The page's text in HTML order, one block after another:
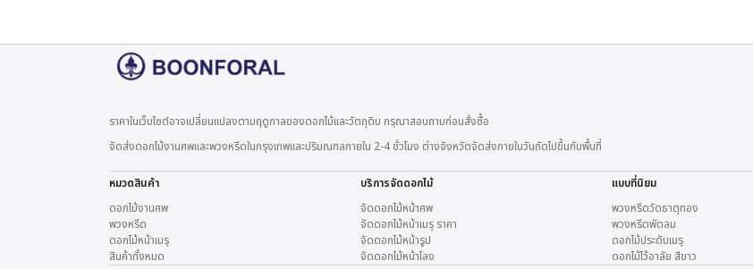
ราคาในเว็บไซต์อาจเปลี่ยนแปลงตามฤดูกาลของดอกไม้และวัตถุดิบ กรุณาสอบถามก่อนสั่งซื้อ
จัดส่งดอกไม้งานศพและพวงหรีดในกรุงเทพและปริมณฑลภายใน 2-4 ชั่วโมง ต่างจังหวัดจัดส่งภายในวันถัดไปขึ้นกับพื้นที่
หมวดสินค้า
ดอกไม้งานศพ
พวงหรีด
ดอกไม้หน้าเมรุ
สินค้าทั้งหมด
บริการจัดดอกไม้
จัดดอกไม้หน้าศพ
จัดดอกไม้หน้าเมรุ ราคา
จัดดอกไม้หน้ารูป
จัดดอกไม้หน้าโลง
แบบที่นิยม
พวงหรีดวัดธาตุทอง
พวงหรีดพัดลม
ดอกไม้ประดับเมรุ
ดอกไม้ไว้อาลัย สีขาว